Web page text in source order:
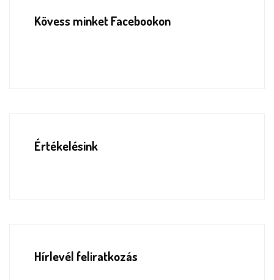
Kövess minket Facebookon
Értékelésink
Hírlevél feliratkozás